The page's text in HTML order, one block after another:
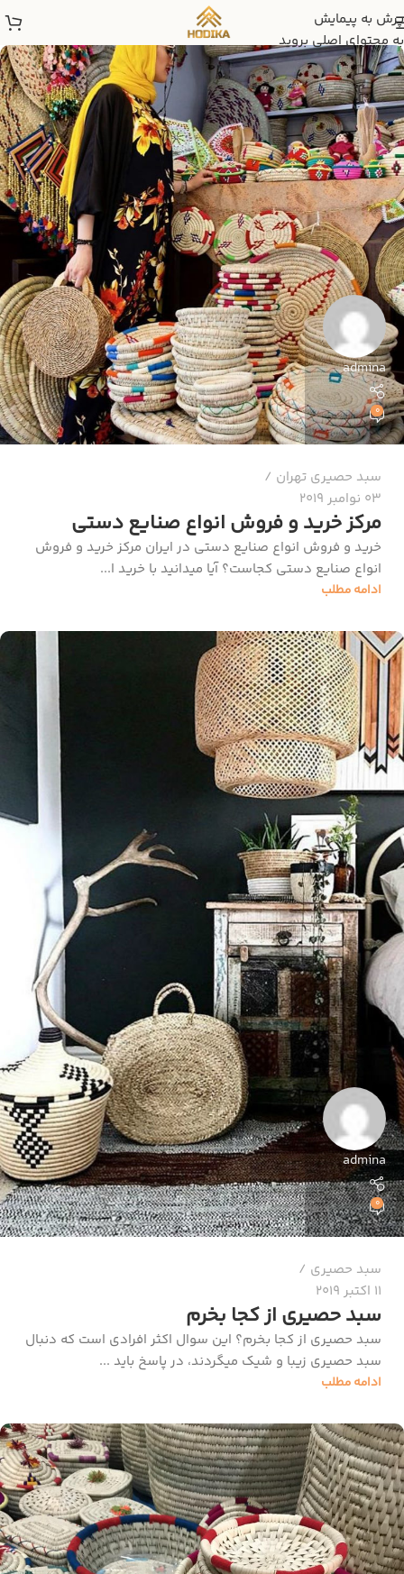
پرش به پیمایش
به محتوای اصلی بروید
admina
0
سبد حصیری تهران
03 نوامبر 2019
مرکز خرید و فروش انواع صنایع دستی
خرید و فروش انواع صنایع دستی در ایران مرکز خرید و فروش
انواع صنایع دستی کجاست؟ آیا میدانید با خرید ا...
ادامه مطلب
admina
0
سبد حصیری
11 اکتبر 2019
سبد حصیری از کجا بخرم
سبد حصیری از کجا بخرم؟ این سوال اکثر افرادی است که دنبال
سبد حصیری زیبا و شیک میگردند، در پاسخ باید ...
ادامه مطلب